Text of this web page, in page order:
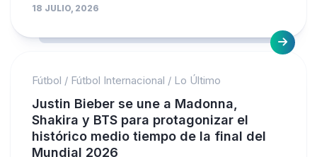
18 JULIO, 2026
Fútbol / Fútbol Internacional / Lo Último
Justin Bieber se une a Madonna,
Shakira y BTS para protagonizar el
histórico medio tiempo de la final del
Mundial 2026